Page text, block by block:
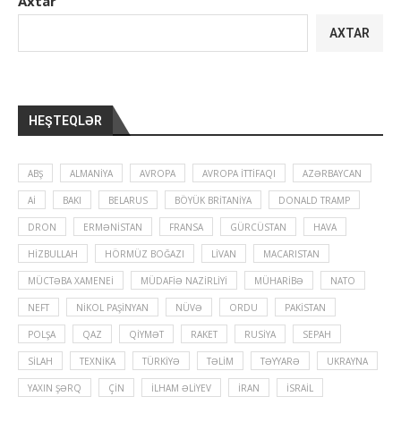
AXTAR
HEŞTEQLƏR
ABŞ ALMANIYA AVROPA AVROPA İTTIFAQI AZƏRBAYCAN
Aİ BAKI BELARUS BÖYÜK BRITANIYA DONALD TRAMP
DRON ERMƏNISTAN FRANSA GÜRCÜSTAN HAVA
HIZBULLAH HÖRMÜZ BOĞAZI LIVAN MACARISTAN
MÜCTƏBA XAMENEI MÜDAFIƏ NAZIRLIYI MÜHARIBƏ NATO
NEFT NIKOL PAŞINYAN NÜVƏ ORDU PAKISTAN
POLŞA QAZ QIYMƏT RAKET RUSIYA SEPAH
SILAH TEXNIKA TÜRKIYƏ TƏLIM TƏYYARƏ UKRAYNA
YAXIN ŞƏRQ ÇIN İLHAM ƏLIYEV İRAN İSRAIL